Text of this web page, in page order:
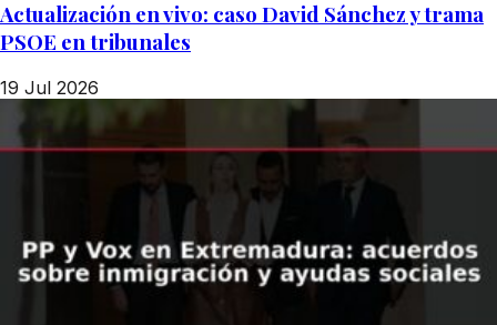
Actualización en vivo: caso David Sánchez y trama
PSOE en tribunales
19 Jul 2026